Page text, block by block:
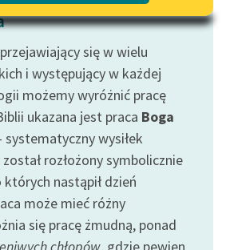
i
się w wielu
i występujący w każdej
możemy wyróżnić pracę
ukazana jest praca Boga
wysiłek
rozłożony symbolicznie
których nastąpił dzień
może mieć różny
się pracę żmudną, ponad